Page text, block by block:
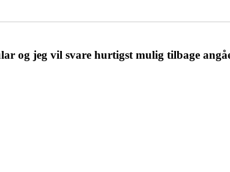
og jeg vil svare hurtigst mulig tilbage